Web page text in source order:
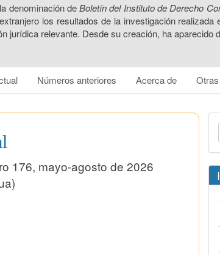
denominación deBoletín del Instituto de Derecho
los resultados de la investigación
jurídica relevante. Desde su creación, ha aparecido
Números anteriores Acerca de
176, mayo-agosto de 2026